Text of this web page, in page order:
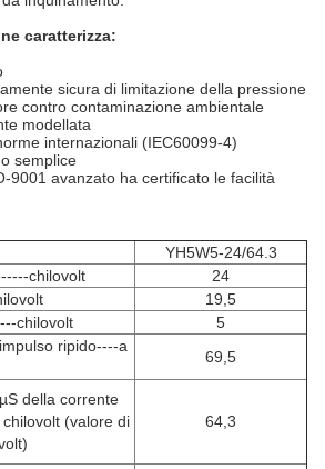
caratterizza:
sicura di limitazione della pressione
contro contaminazione ambientale
modellata
internazionali (IEC60099-4)
semplice
9001 avanzato ha certificato le facilità
YH5W5-24/64.3
chilovolt
24
19,5
chilovolt
5
ripido----a
69,5
della corrente
(valore di
64,3